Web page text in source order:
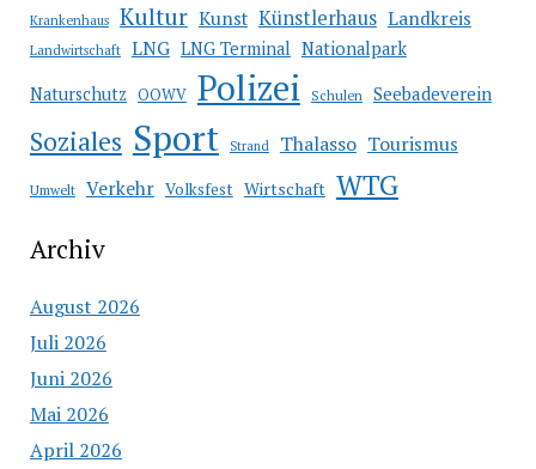
Krankenhaus Kultur Kunst Künstlerhaus Landkreis
Landwirtschaft LNG LNG Terminal Nationalpark
Naturschutz OOWV Polizei Schulen Seebadeverein
Soziales Sport Strand Thalasso Tourismus
Umwelt Verkehr Volksfest Wirtschaft WTG
Archiv
August 2026
Juli 2026
Juni 2026
Mai 2026
April 2026